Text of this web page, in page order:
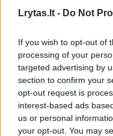
Lrytas.lt - Do Not
If you wish to opt-out of
processing of your
targeted advertising by
section to confirm your
opt-out request is
interest-based ads
us or personal
your opt-out. You may
priimti sprendimus